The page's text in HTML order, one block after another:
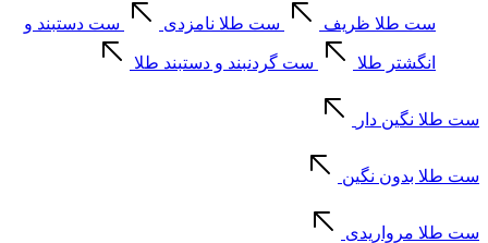
ست طلا ظریف ست طلا نامزدی ست دستبند و
انگشتر طلا ست گردنبند و دستبند طلا
ست طلا نگین دار
ست طلا بدون نگین
ست طلا مرواریدی